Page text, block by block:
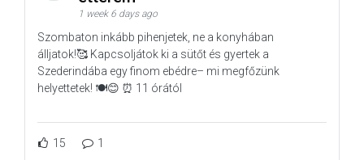
1 week 6 days ago
Szombaton inkább pihenjetek, ne a konyhában
álljatok!🥰 Kapcsoljátok ki a sütőt és gyertek a
Szederindába egy finom ebédre– mi megfőzünk
helyettetek! 🍽️😊 ⏰ 11 órától
15 1